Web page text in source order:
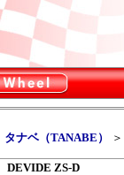
タナベ（TANABE）
DEVIDE ZS-D